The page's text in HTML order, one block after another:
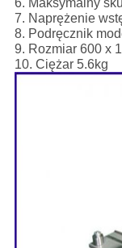
6. Maksymalny
7. Naprężenie
8. Podręcznik
9. Rozmiar 600 x
10. Ciężar 5.6kg